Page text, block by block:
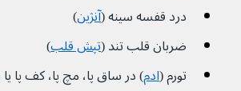
درد قفسه سینه (آنژین)
ضربان قلب تند (تپش قلب)
تورم (ادم) در ساق پا، مچ پا، کف پا